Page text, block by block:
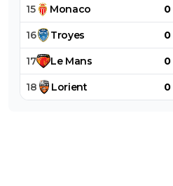
15 Monaco 0
16 Troyes 0
17 Le Mans 0
18 Lorient 0